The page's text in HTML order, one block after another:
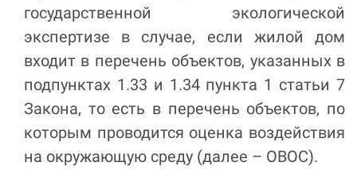
государственной экологической
экспертизе в случае, если жилой дом
входит в перечень объектов, указанных в
подпунктах 1.33 и 1.34 пункта 1 статьи 7
Закона, то есть в перечень объектов, по
которым проводится оценка воздействия
на окружающую среду (далее – ОВОС).